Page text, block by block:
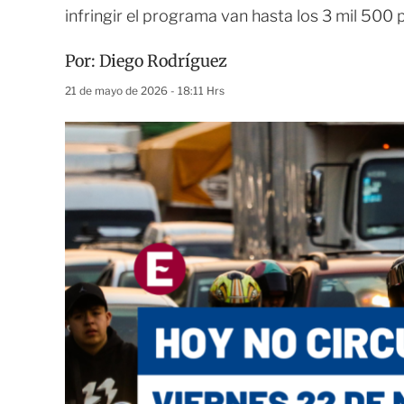
infringir el programa van hasta los 3 mil 500
Por: Diego Rodríguez
21 de mayo de 2026 - 18:11 Hrs